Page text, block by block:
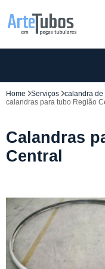
Home Serviços calandra de
calandras para tubo Região
Calandras
Central